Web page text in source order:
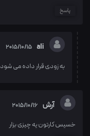
پاسخ
ali
2015/10/15
به زودی قرار داده می شود
آرش 2015/10/16
خسیس کارتون یه چیزی بزار